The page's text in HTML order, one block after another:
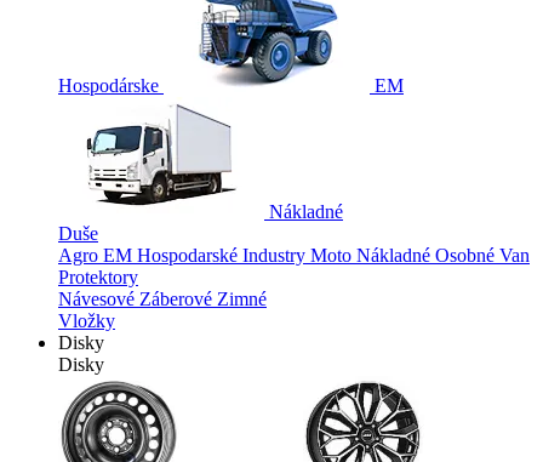
Hospodárske EM
Nákladné
Duše
Agro EM Hospodarské Industry Moto Nákladné Osobné Van
Protektory
Návesové Záberové Zimné
Vložky
Disky
Disky